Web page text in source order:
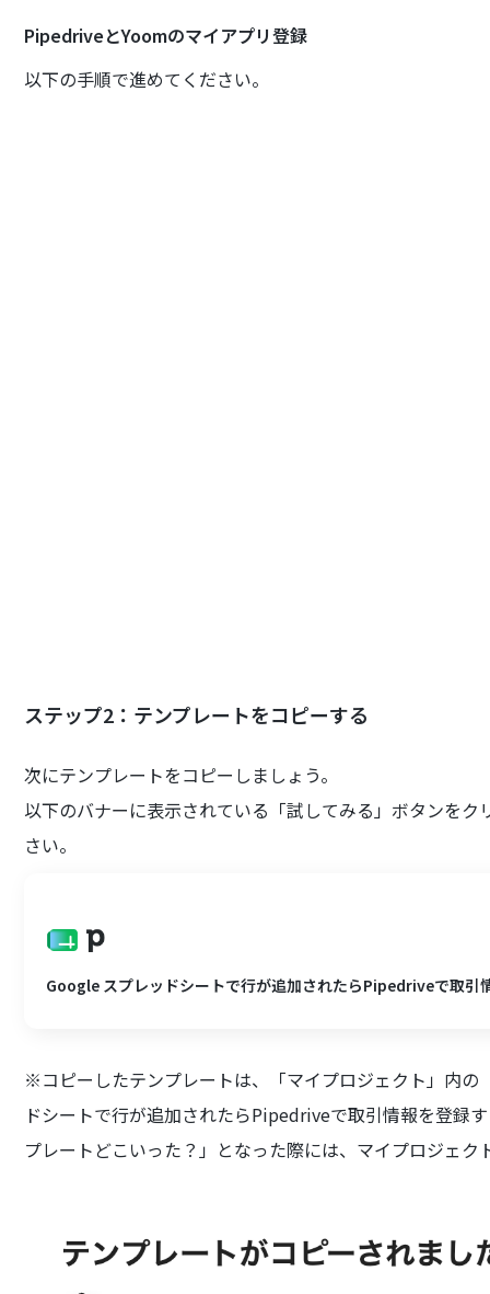
PipedriveとYoomのマイアプリ登録
以下の手順で進めてください。
ステップ2：テンプレートをコピーする
次にテンプレートをコピーしましょう。
以下のバナーに表示されている「試してみる」ボタンを
さい。
Google スプレッドシートで行が追加されたらPipedriveで取引
※コピーしたテンプレートは、「マイプロジェクト」内
ドシートで行が追加されたらPipedriveで取引情報を登録
プレートどこいった？」となった際には、マイプロジェ